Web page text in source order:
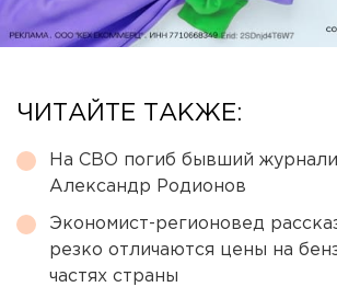
ЧИТАЙТЕ ТАКЖЕ:
На СВО погиб бывший
Александр Родионов
Экономист-регионовед
резко отличаются цены на
частях страны